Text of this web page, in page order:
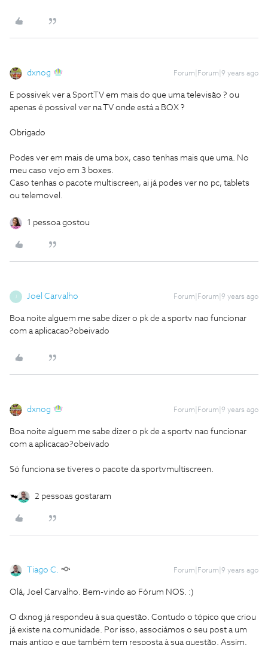
dxnog Forum|Forum|9 years ago
E possivek ver a SportTV em mais do que uma televisão ? ou
apenas é possivel ver na TV onde está a BOX ?
Obrigado
Podes ver em mais de uma box, caso tenhas mais que uma. No
meu caso vejo em 3 boxes.
Caso tenhas o pacote multiscreen, ai já podes ver no pc, tablets
ou telemovel.
1 pessoa gostou
J Joel Carvalho Forum|Forum|9 years ago
Boa noite alguem me sabe dizer o pk de a sportv nao funcionar
com a aplicacao?obeivado
dxnog Forum|Forum|9 years ago
Boa noite alguem me sabe dizer o pk de a sportv nao funcionar
com a aplicacao?obeivado
Só funciona se tiveres o pacote da sportvmultiscreen.
2 pessoas gostaram
Tiago C. Forum|Forum|9 years ago
Olá, Joel Carvalho. Bem-vindo ao Fórum NOS. :)
O dxnog já respondeu à sua questão. Contudo o tópico que criou
já existe na comunidade. Por isso, associámos o seu post a um
mais antigo e que também tem resposta à sua questão. Assim,